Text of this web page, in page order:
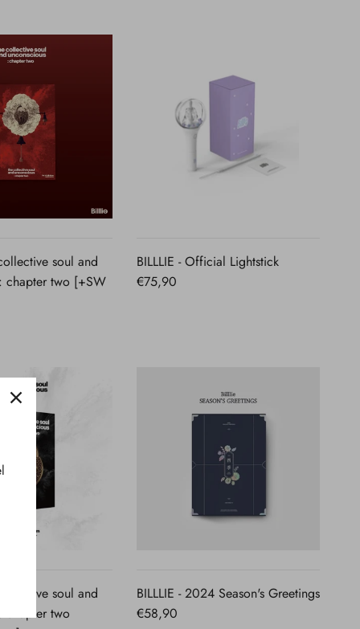
RAPIDA
soul and
chapter two [+SW
BILLLIE - Official Lightstick
€75,90
VISTA
soul and
chapter two
BILLLIE - 2024 Season's Greetings
€58,90